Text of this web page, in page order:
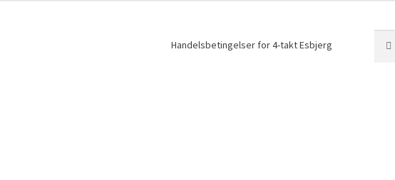
Handelsbetingelser for 4-takt Esbjerg
efter: